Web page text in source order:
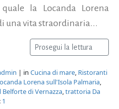
la Locanda Lorena
una vita straordinaria...
Prosegui la lettura
| in Cucina di mare, Ristoranti
Lorena sull'Isola Palmaria,
di Vernazza,trattoria Da
1